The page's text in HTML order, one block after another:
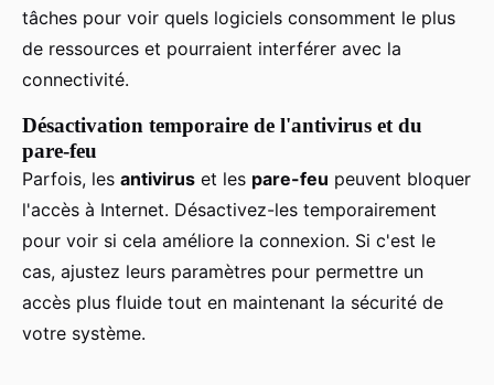
tâches pour voir quels logiciels consomment le plus
de ressources et pourraient interférer avec la
connectivité.
Désactivation temporaire de l'antivirus et du
pare-feu
Parfois, les antivirus et les pare-feu peuvent bloquer
l'accès à Internet. Désactivez-les temporairement
pour voir si cela améliore la connexion. Si c'est le
cas, ajustez leurs paramètres pour permettre un
accès plus fluide tout en maintenant la sécurité de
votre système.